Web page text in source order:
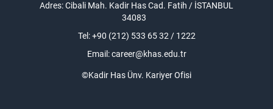
Adres: Cibali Mah. Kadir Has Cad. Fatih / İSTANBUL
34083
Tel: +90 (212) 533 65 32 / 1222
Email:career@khas.edu.tr
©Kadir Has Ünv. Kariyer Ofisi